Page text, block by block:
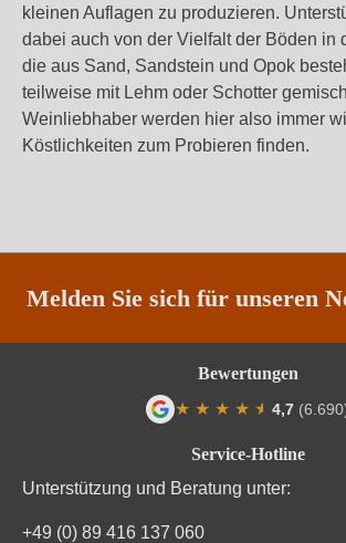
kleinen Auflagen zu produzieren.
dabei auch von der Vielfalt der Böden in
die aus Sand, Sandstein und Opok
teilweise mit Lehm oder Schotter
Weinliebhaber werden hier also immer
Köstlichkeiten zum Probieren finden.
Melden Sie sich für unseren
Service-Hotline
Unterstützung und Beratung unter:
+49 (0) 89 416 137 060
Bewertungen
★ ★ ★ ★ ★
★ 4,7